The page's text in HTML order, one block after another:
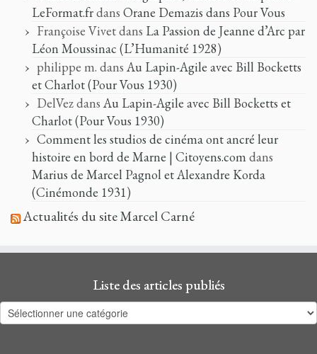
LeFormat.frdans Orane Demazis dans Pour Vous
Françoise Vivetdans La Passion de Jeanne d’Arc par
Léon Moussinac (L’Humanité 1928)
philippe m. dans Au Lapin-Agile avec Bill Bocketts
et Charlot (Pour Vous 1930)
DelVezdans Au Lapin-Agile avec Bill Bocketts et
Charlot (Pour Vous 1930)
Comment les studios de cinéma ont ancré leur
histoire en bord de Marne | Citoyens.comdans
Marius de Marcel Pagnol et Alexandre Korda
(Cinémonde 1931)
Actualités du site Marcel Carné
Liste des articles publiés
Liste
des